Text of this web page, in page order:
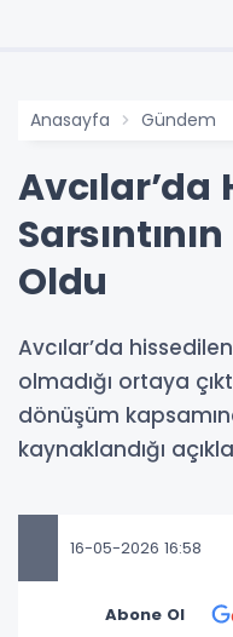
Anasayfa Gündem
Avcılar’da
Oldu
Avcılar’da
olmadığı ortaya
dönüşüm
kaynaklandığı
16-05-2026 16:58
Abone Ol